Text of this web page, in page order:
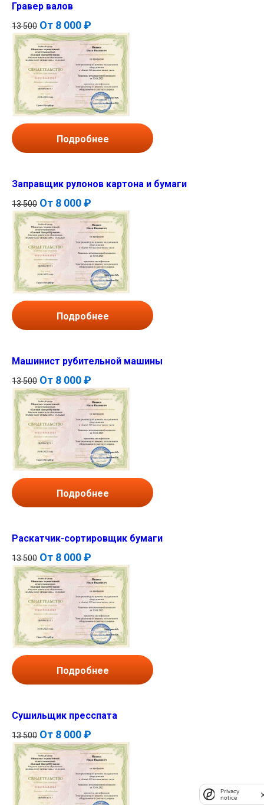
Гравер валов
13 500 От 8 000 ₽
Подробнее
Заправщик рулонов картона и бумаги
13 500 От 8 000 ₽
Подробнее
Машинист рубительной машины
13 500 От 8 000 ₽
Подробнее
Раскатчик-сортировщик бумаги
13 500 От 8 000 ₽
Подробнее
Сушильщик пресспата
13 500 От 8 000 ₽
Privacy
notice